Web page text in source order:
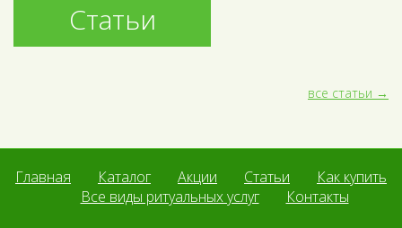
Статьи
все статьи
Главная Каталог Акции Статьи
Как купить
Все виды ритуальных услуг
Контакты